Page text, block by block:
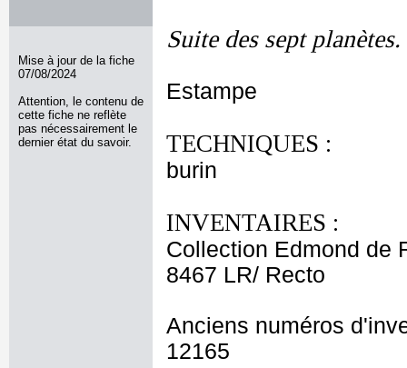
Mise à jour de la fiche
07/08/2024
Attention, le contenu de
cette fiche ne reflète
pas nécessairement le
dernier état du savoir.
Suite des sept
Estampe
TECHNIQUES :
burin
INVENTAIRES :
Collection Edmond de
8467 LR/ Recto
Anciens numéros
12165